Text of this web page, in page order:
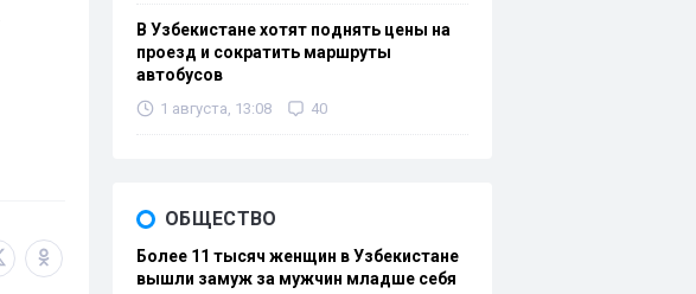
В Узбекистане хотят поднять цены на
проезд и сократить маршруты
автобусов
1 августа, 13:08 40
ОБЩЕСТВО
Более 11 тысяч женщин в Узбекистане
вышли замуж за мужчин младше себя